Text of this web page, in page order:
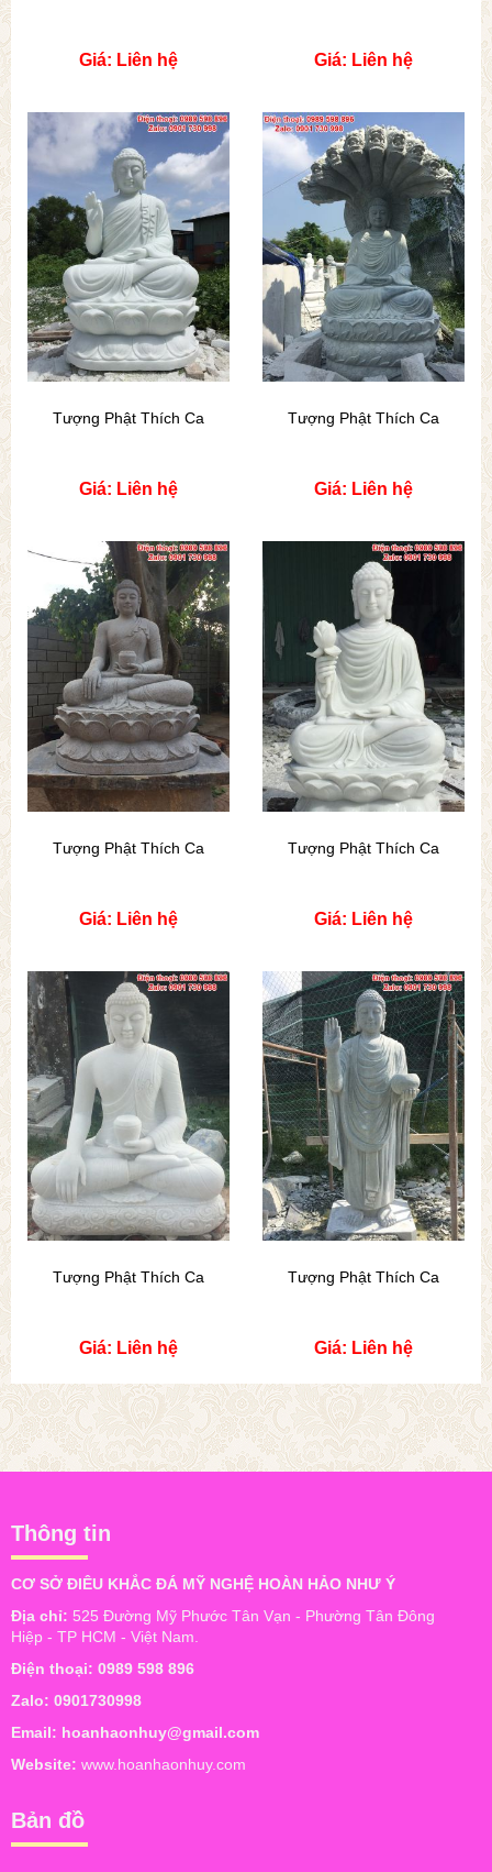
Giá: Liên hệ Giá: Liên hệ
Tượng Phật Thích Ca
Giá: Liên hệ
Tượng Phật Thích Ca
Giá: Liên hệ
Tượng Phật Thích Ca
Giá: Liên hệ
Tượng Phật Thích Ca
Giá: Liên hệ
Tượng Phật Thích Ca
Giá: Liên hệ
Tượng Phật Thích Ca
Giá: Liên hệ
Thông tin
CƠ SỞ ĐIÊU KHẮC ĐÁ MỸ NGHỆ HOÀN HẢO NHƯ Ý
Địa chỉ: 525 Đường Mỹ Phước Tân Vạn - Phường Tân Đông
Hiệp - TP HCM - Việt Nam.
Điện thoại: 0989 598 896
Zalo: 0901730998
Email: hoanhaonhuy@gmail.com
Website: www.hoanhaonhuy.com
Bản đồ